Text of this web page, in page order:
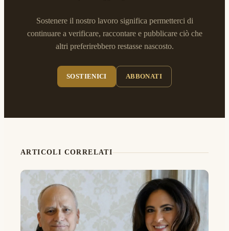
Sostenere il nostro lavoro significa permetterci di
continuare a verificare, raccontare e pubblicare ciò che
altri preferirebbero restasse nascosto.
SOSTIENICI ABBONATI
ARTICOLI CORRELATI